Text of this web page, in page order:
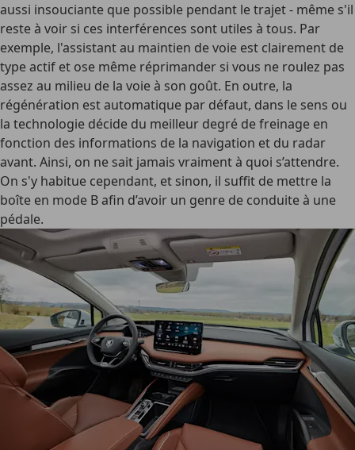
aussi insouciante que possible pendant le trajet - même s'il
reste à voir si ces interférences sont utiles à tous. Par
exemple, l'assistant au maintien de voie est clairement de
type actif et ose même réprimander si vous ne roulez pas
assez au milieu de la voie à son goût. En outre, la
régénération est automatique par défaut, dans le sens ou
la technologie décide du meilleur degré de freinage en
fonction des informations de la navigation et du radar
avant. Ainsi, on ne sait jamais vraiment à quoi s’attendre.
On s'y habitue cependant, et sinon, il suffit de mettre la
boîte en mode B afin d’avoir un genre de conduite à une
pédale.